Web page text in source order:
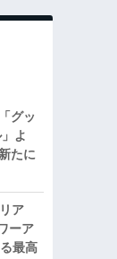
グッ
よ
たに
ア
ーア
最高